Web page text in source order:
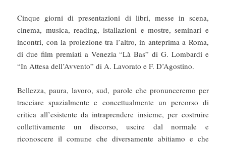
Cinque giorni di presentazioni di libri, messe in scena,
cinema, musica, reading, istallazioni e mostre, seminari e
incontri, con la proiezione tra l’altro, in anteprima a Roma,
di due film premiati a Venezia “Là Bas” di G. Lombardi e
“In Attesa dell’Avvento” di A. Lavorato e F. D’Agostino.
Bellezza, paura, lavoro, sud, parole che pronunceremo per
tracciare spazialmente e concettualmente un percorso di
critica all’esistente da intraprendere insieme, per costruire
collettivamente un discorso, uscire dal normale e
riconoscere il comune che diversamente abitiamo e che